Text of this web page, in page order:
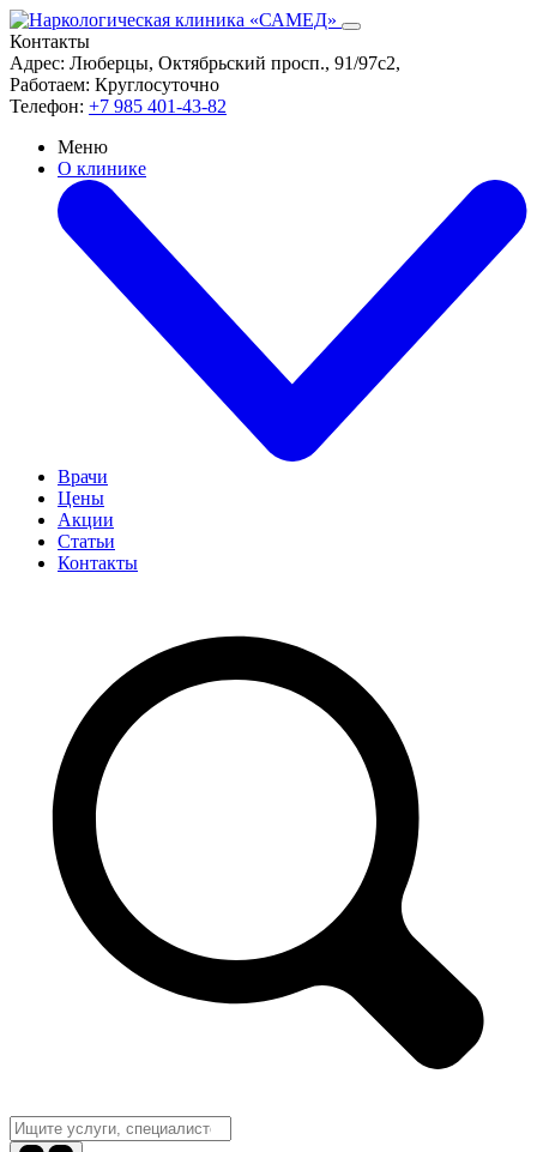
Контакты
Адрес: Люберцы, Октябрьский просп., 91/97с2,
Работаем: Круглосуточно
Телефон: +7 985 401-43-82
Меню
О клинике
Врачи
Цены
Акции
Статьи
Контакты